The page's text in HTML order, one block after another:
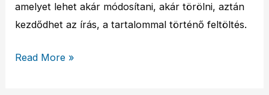
amelyet lehet akár módosítani, akár törölni, aztán
kezdődhet az írás, a tartalommal történő feltöltés.
Read More »